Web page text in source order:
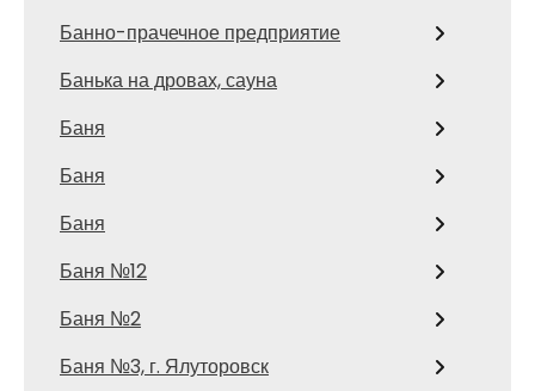
Банно-прачечное предприятие
Банька на дровах, сауна
Баня
Баня
Баня
Баня №12
Баня №2
Баня №3, г. Ялуторовск